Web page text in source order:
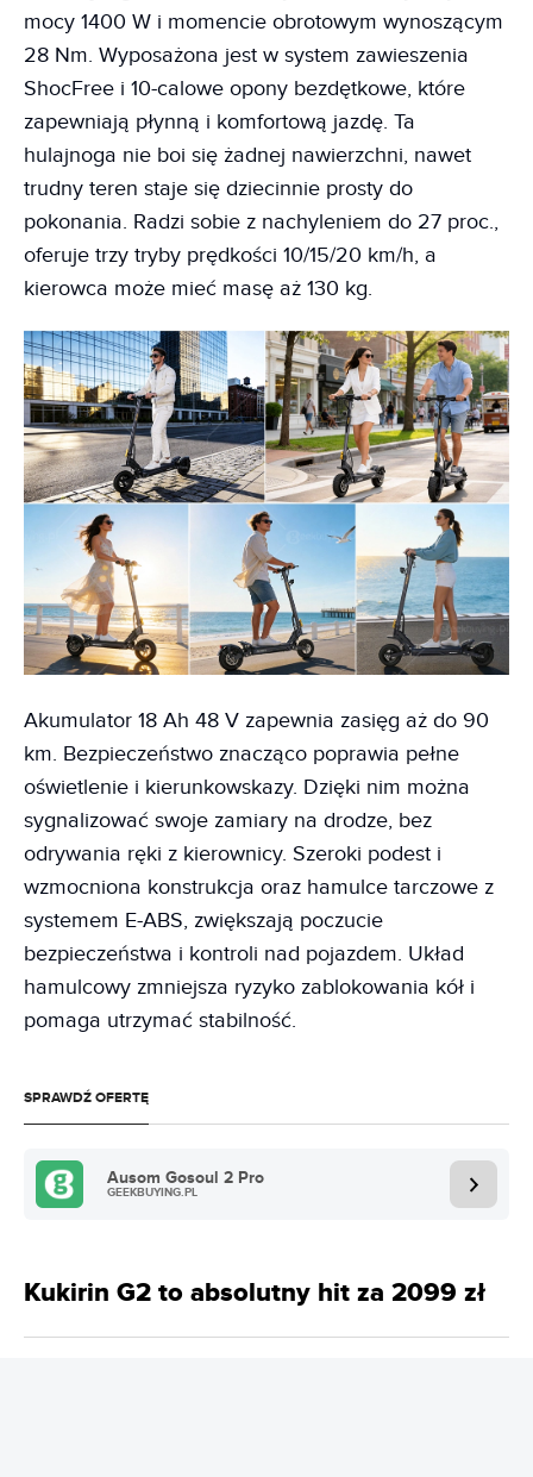
mocy 1400 W i momencie obrotowym wynoszącym
28 Nm. Wyposażona jest w system zawieszenia
ShocFree i 10-calowe opony bezdętkowe, które
zapewniają płynną i komfortową jazdę. Ta
hulajnoga nie boi się żadnej nawierzchni, nawet
trudny teren staje się dziecinnie prosty do
pokonania. Radzi sobie z nachyleniem do 27 proc.,
oferuje trzy tryby prędkości 10/15/20 km/h, a
kierowca może mieć masę aż 130 kg.
Akumulator 18 Ah 48 V zapewnia zasięg aż do 90
km. Bezpieczeństwo znacząco poprawia pełne
oświetlenie i kierunkowskazy. Dzięki nim można
sygnalizować swoje zamiary na drodze, bez
odrywania ręki z kierownicy. Szeroki podest i
wzmocniona konstrukcja oraz hamulce tarczowe z
systemem E-ABS, zwiększają poczucie
bezpieczeństwa i kontroli nad pojazdem. Układ
hamulcowy zmniejsza ryzyko zablokowania kół i
pomaga utrzymać stabilność.
SPRAWDŹ OFERTĘ
Ausom Gosoul 2 Pro
GEEKBUYING.PL
Kukirin G2 to absolutny hit za 2099 zł